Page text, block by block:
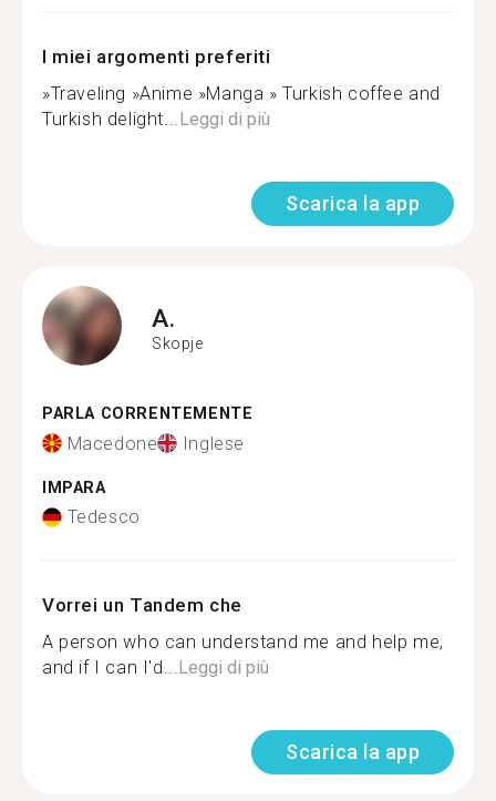
I miei argomenti preferiti
»Traveling »Anime »Manga » Turkish coffee and
Turkish delight...Leggi di più
Scarica la app
A.
Skopje
PARLA CORRENTEMENTE
Macedone Inglese
IMPARA
Tedesco
Vorrei un Tandem che
A person who can understand me and help me,
and if I can I'd...Leggi di più
Scarica la app